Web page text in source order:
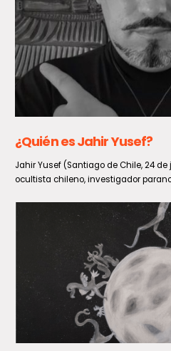
Aviso meteorológico
Coquimbo y Los Lagos:
los 90 km/h
Un fenómeno de viento entre
diversas zonas del país durante el
VRS muestra un
últimas semanas
De acuerdo a lo informado por el
Epidemiológica 30, entre el 26 de
GORE Maule solicita
Paso Pehuenche en
permanente a Los
En el marco del cierre que ha
Paso Internacional Los Libertadores,